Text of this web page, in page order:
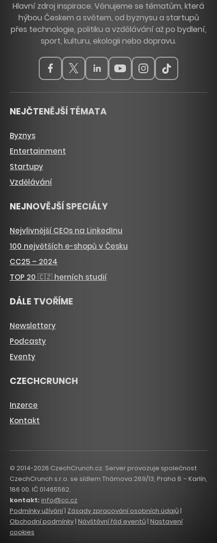
Hlavní zdroj inspirace. Věnujeme se tématům, která
hýbou Českem a světem, od byznysu a startupů
přes technologie, politiku a vzdělávání až po bydlení,
sport, kulturu, ekologii nebo dopravu.
NEJČTENĚJŠÍ TÉMATA
Byznys
Entertainment
Startupy
Vzdělávání
NEJNOVĚJŠÍ SPECIÁLY
Nejvlivnější CEOs na LinkedInu
100 největších e-shopů v Česku
CC25 – 2024
TOP 20 🇨🇿 herních studií
DÁLE TVOŘÍME
Newslettery
Podcasty
Eventy
CZECHCRUNCH
Inzerce
Kontakt
© 2014-2026 CzechCrunch.cz. Server provozuje společnost
CzechCrunch s.r.o. se sídlem Thámova 289/13, Praha 8 – Karlín,
186 00. IČ 01465562.
kontakt:info@cc.cz
Podmínky užívání| Zásady zpracování osobních údajů |
Obchodní podmínky | Návštěvní řád eventů | Nastavení
cookies